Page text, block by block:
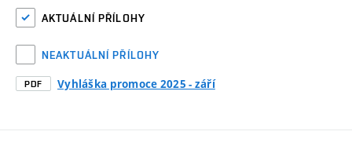
AKTUÁLNÍ PŘÍLOHY
NEAKTUÁLNÍ PŘÍLOHY
PDF Vyhláška promoce 2025 - září